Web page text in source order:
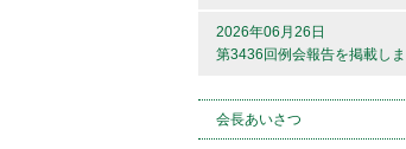
2026年06月26日
第3436回例会報告を掲載しま
会長あいさつ